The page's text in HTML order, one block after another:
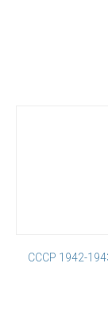
СССР 1942-